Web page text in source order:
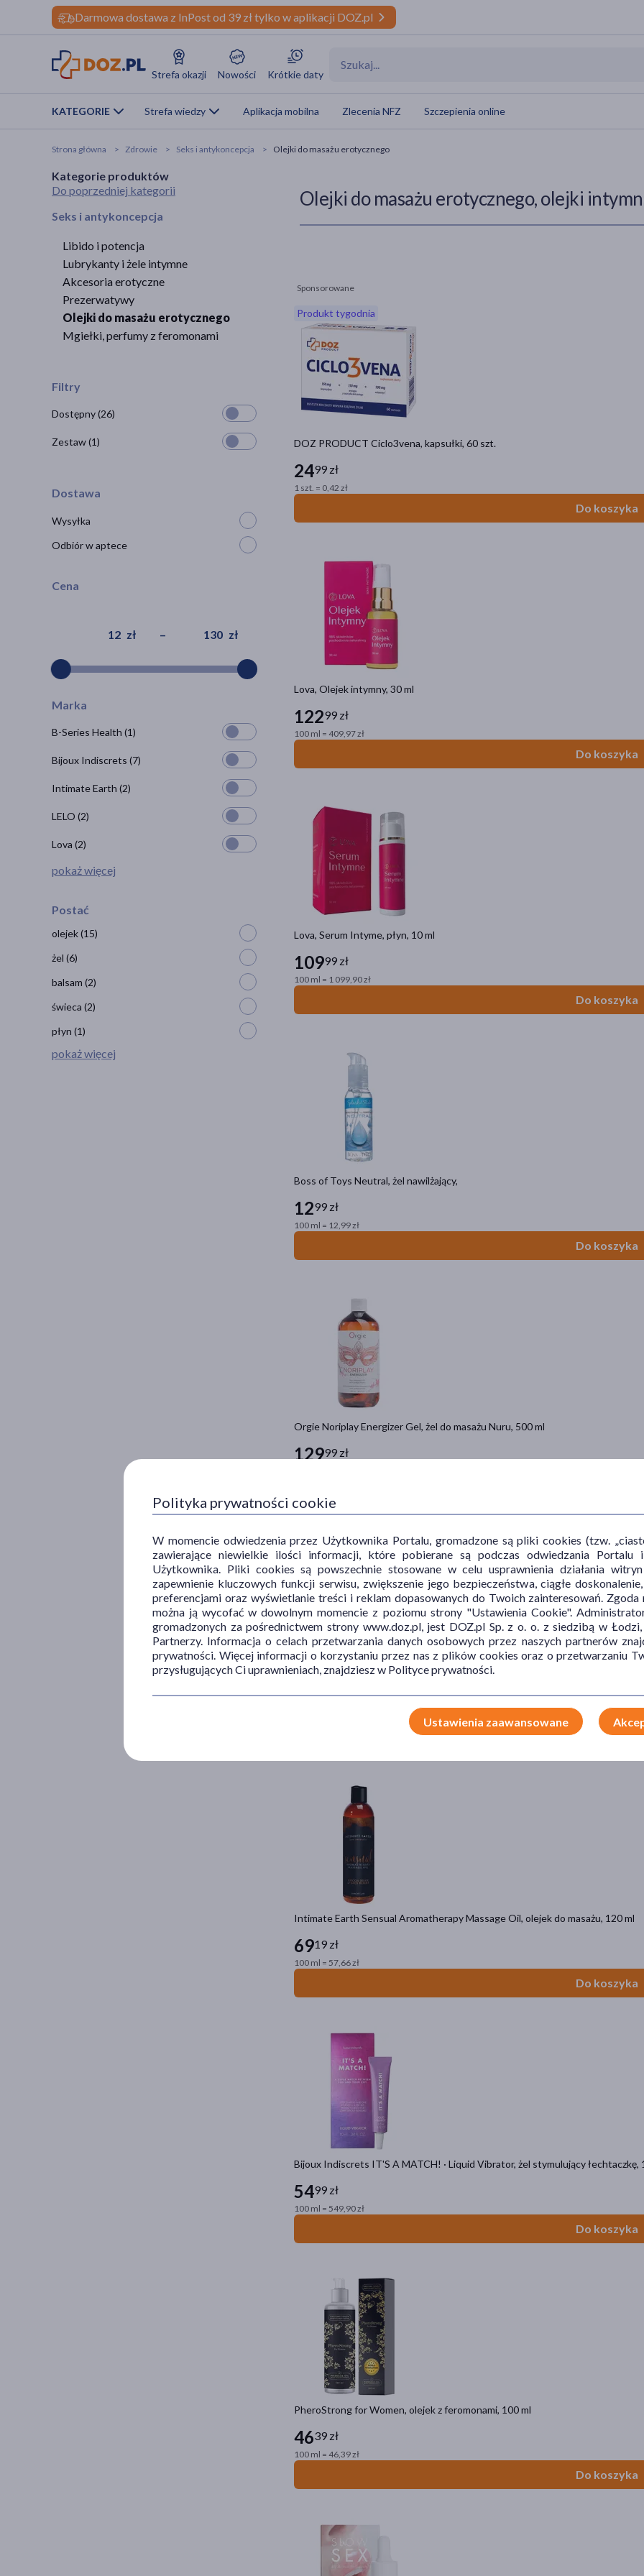
Darmowa dostawa z InPost od 39 zł tylko w aplikacji DOZ.pl
Strefa okazji Nowości Krótkie daty
KATEGORIE Strefa wiedzy Aplikacja mobilna Zlecenia NFZ Szczepienia online
Strona główna Zdrowie Seks i antykoncepcja Olejki do masażu erotycznego
Olejki do masażu erotycznego, olejki
Sponsorowane
Produkt tygodnia
DOZ PRODUCT Ciclo3vena, kapsułki, 60 szt.
2499 zł
1 szt. = 0,42 zł
Do koszyka
Lova, Olejek intymny, 30 ml
12299 zł
100 ml = 409,97 zł
Do koszyka
Lova, Serum Intyme, płyn, 10 ml
10999 zł
100 ml = 1 099,90 zł
Do koszyka
Boss of Toys Neutral, żel nawilżający,
1299 zł
100 ml = 12,99 zł
Do koszyka
Orgie Noriplay Energizer Gel, żel do masażu Nuru, 500 ml
12999 zł
Bijoux Indiscrets Finger Play Gel, nawilżający żel do intymnych pieszczot, 30 ml
5729 zł
Do koszyka
Intimate Earth Sensual Aromatherapy Massage Oil, olejek do masażu, 120 ml
6919 zł
100 ml = 57,66 zł
Do koszyka
Bijoux Indiscrets IT'S A MATCH! · Liquid Vibrator, żel stymulujący łechtaczkę,
5499 zł
100 ml = 549,90 zł
Do koszyka
PheroStrong for Women, olejek z feromonami, 100 ml
4639 zł
100 ml = 46,39 zł
Do koszyka
Kategorie produktów
Do poprzedniej kategorii
Seks i antykoncepcja
Libido i potencja
Lubrykanty i żele intymne
Akcesoria erotyczne
Prezerwatywy
Olejki do masażu erotycznego
Mgiełki, perfumy z feromonami
Filtry
Dostępny(26)
Zestaw(1)
Dostawa
Wysyłka
Odbiór w aptece
Cena
zł – zł
Marka
B-Series Health (1)
Bijoux Indiscrets (7)
Intimate Earth (2)
LELO (2)
Lova (2)
pokaż więcej
Postać
olejek(15)
żel (6)
balsam (2)
świeca (2)
płyn (1)
pokaż więcej
Polityka prywatności cookie
W momencie odwiedzenia przez Użytkownika Portalu, gromadzone są pliki cookies (tzw.
zawierające niewielkie ilości informacji, które pobierane są podczas odwiedzania Portalu
Użytkownika. Pliki cookies są powszechnie stosowane w celu usprawnienia działania
zapewnienie kluczowych funkcji serwisu, zwiększenie jego bezpieczeństwa, ciągłe
preferencjami oraz wyświetlanie treści i reklam dopasowanych do Twoich zainteresowań.
można ją wycofać w dowolnym momencie z poziomu strony "Ustawienia Cookie".
gromadzonych za pośrednictwem strony www.doz.pl, jest DOZ.pl Sp. z o. o. z siedzibą w
Partnerzy. Informacja o celach przetwarzania danych osobowych przez naszych partnerów
prywatności. Więcej informacji o korzystaniu przez nas z plików cookies oraz o przetwarzaniu
przysługujących Ci uprawnieniach, znajdziesz w Polityce prywatności.
Ustawienia zaawansowane